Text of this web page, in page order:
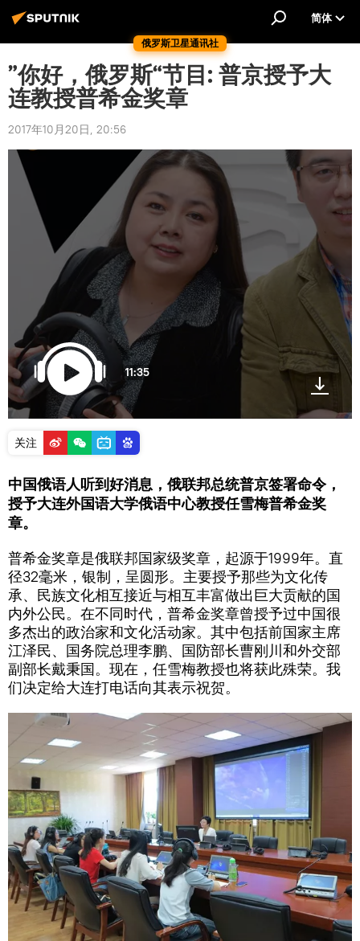
俄罗斯卫星通讯社
简体
”你好，俄罗斯“节目: 普京授予大
连教授普希金奖章
2017年10月20日, 20:56
11:35
关注
中国俄语人听到好消息，俄联邦总统普京签署命令，
授予大连外国语大学俄语中心教授任雪梅普希金奖
章。
普希金奖章是俄联邦国家级奖章，起源于1999年。直
径32毫米，银制，呈圆形。主要授予那些为文化传
承、民族文化相互接近与相互丰富做出巨大贡献的国
内外公民。在不同时代，普希金奖章曾授予过中国很
多杰出的政治家和文化活动家。其中包括前国家主席
江泽民、国务院总理李鹏、国防部长曹刚川和外交部
副部长戴秉国。现在，任雪梅教授也将获此殊荣。我
们决定给大连打电话向其表示祝贺。